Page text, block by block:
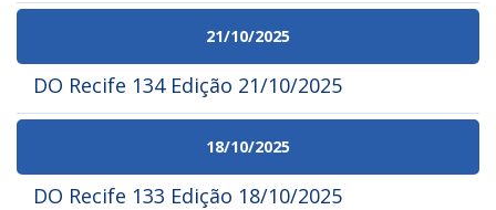
21/10/2025
DO Recife 134 Edição 21/10/2025
18/10/2025
DO Recife 133 Edição 18/10/2025